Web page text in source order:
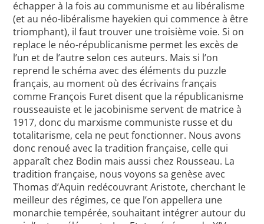
échapper à la fois au communisme et au libéralisme
(et au néo-libéralisme hayekien qui commence à être
triomphant), il faut trouver une troisième voie. Si on
replace le néo-républicanisme permet les excès de
l’un et de l’autre selon ces auteurs. Mais si l’on
reprend le schéma avec des éléments du puzzle
français, au moment où des écrivains français
comme François Furet disent que la républicanisme
rousseauiste et le jacobinisme servent de matrice à
1917, donc du marxisme communiste russe et du
totalitarisme, cela ne peut fonctionner. Nous avons
donc renoué avec la tradition française, celle qui
apparaît chez Bodin mais aussi chez Rousseau. La
tradition française, nous voyons sa genèse avec
Thomas d’Aquin redécouvrant Aristote, cherchant le
meilleur des régimes, ce que l’on appellera une
monarchie tempérée, souhaitant intégrer autour du